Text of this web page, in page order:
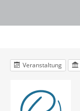
Veranstaltung